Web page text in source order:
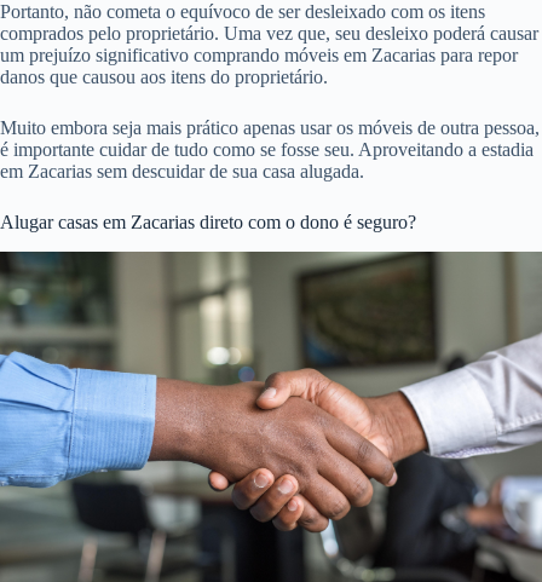
Portanto, não cometa o equívoco de ser desleixado com os itens
comprados pelo proprietário. Uma vez que, seu desleixo poderá causar
um prejuízo significativo comprando móveis em Zacarias para repor
danos que causou aos itens do proprietário.
Muito embora seja mais prático apenas usar os móveis de outra pessoa,
é importante cuidar de tudo como se fosse seu. Aproveitando a estadia
em Zacarias sem descuidar de sua casa alugada.
Alugar casas em Zacarias direto com o dono é seguro?